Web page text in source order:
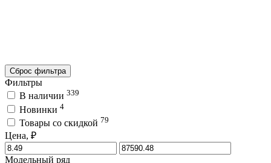
Сброс фильтра
Фильтры
В наличии 339
Новинки 4
Товары со скидкой 79
Цена, ₽
Модельный ряд